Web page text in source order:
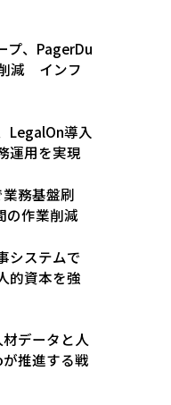
プ、PagerDu
減 インフ
LegalOn導入
運用を実現
務基盤刷
作業削減
システムで
的資本を強
データと人
推進する戦